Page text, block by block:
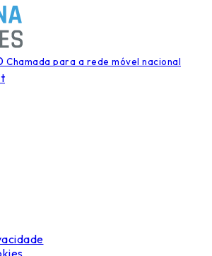
Chamada para a rede móvel nacional